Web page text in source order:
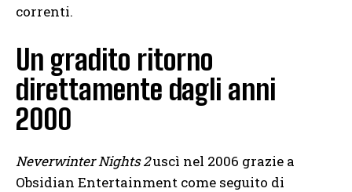
correnti.
Un gradito ritorno
direttamente dagli anni
2000
Neverwinter Nights 2uscì nel 2006 grazie a
Obsidian Entertainment come seguito di